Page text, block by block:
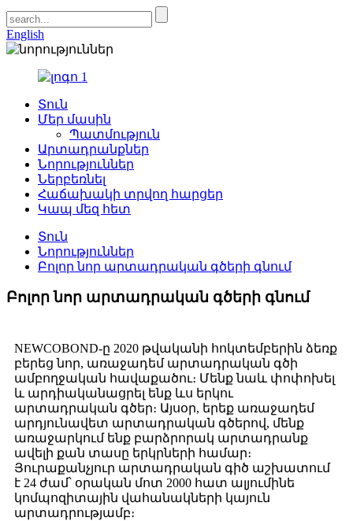
English
Տուն
Մեր մասին
Պատմություն
Արտադրանքներ
Նորություններ
Ներբեռնել
Հաճախակի տրվող հարցեր
Կապ մեզ հետ
Տուն
Նորություններ
Բոլոր նոր արտադրական գծերի գնում
Բոլոր նոր արտադրական գծերի գնում
NEWCOBOND-ը 2020 թվականի հոկտեմբերին ձեռք
բերեց նոր, առաջադեմ արտադրական գծի
ամբողջական հավաքածու։ Մենք նաև փոփոխել
և արդիականացրել ենք ևս երկու
արտադրական գծեր։ Այսօր, երեք առաջադեմ
արդյունավետ արտադրական գծերով, մենք
առաջարկում ենք բարձրորակ արտադրանք
ավելի քան տասը երկրների համար։
Յուրաքանչյուր արտադրական գիծ աշխատում
է 24 ժամ՝ օրական մոտ 2000 հատ ալյումինե
կոմպոզիտային վահանակների կայուն
արտադրությամբ։